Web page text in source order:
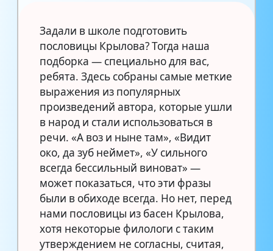
Задали в школе подготовить
пословицы Крылова? Тогда наша
подборка — специально для вас,
ребята. Здесь собраны самые меткие
выражения из популярных
произведений автора, которые ушли
в народ и стали использоваться в
речи. «А воз и ныне там», «Видит
око, да зуб неймет», «У сильного
всегда бессильный виноват» —
может показаться, что эти фразы
были в обиходе всегда. Но нет, перед
нами пословицы из басен Крылова,
хотя некоторые филологи с таким
утверждением не согласны, считая,